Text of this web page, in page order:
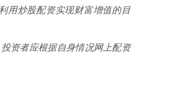
用炒股配资实现财富增值的目
资者应根据自身情况网上配资